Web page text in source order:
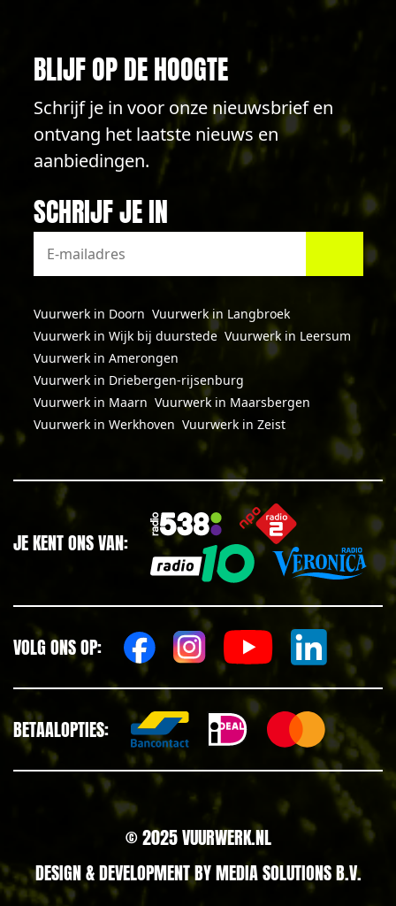
BLIJF OP DE HOOGTE
Schrijf je in voor onze nieuwsbrief en
ontvang het laatste nieuws en
aanbiedingen.
SCHRIJF JE IN
Vuurwerk in Doorn Vuurwerk in Langbroek
Vuurwerk in Wijk bij duurstede Vuurwerk in Leersum
Vuurwerk in Amerongen
Vuurwerk in Driebergen-rijsenburg
Vuurwerk in Maarn Vuurwerk in Maarsbergen
Vuurwerk in Werkhoven Vuurwerk in Zeist
JE KENT ONS VAN:
VOLG ONS OP:
BETAALOPTIES:
© 2025 VUURWERK.NL
DESIGN & DEVELOPMENT BYMEDIA SOLUTIONS B.V.